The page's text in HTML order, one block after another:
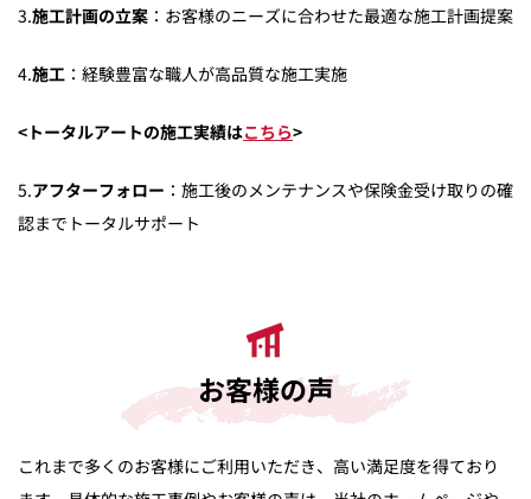
3.施工計画の立案 ：お客様のニーズに合わせた最適な施工計画提案
4.施工 ：経験豊富な職人が高品質な施工実施
<トータルアートの施工実績はこちら>
5.アフターフォロー ：施工後のメンテナンスや保険金受け取りの確
認までトータルサポート
お客様の声
これまで多くのお客様にご利用いただき、高い満足度を得ており